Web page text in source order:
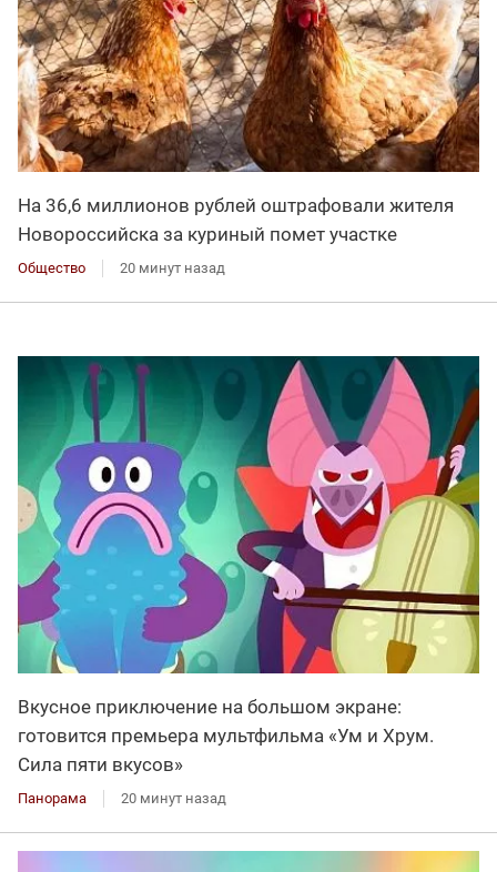
На 36,6 миллионов рублей оштрафовали жителя
Новороссийска за куриный помет участке
Общество 20 минут назад
Вкусное приключение на большом экране:
готовится премьера мультфильма «Ум и Хрум.
Сила пяти вкусов»
Панорама 20 минут назад